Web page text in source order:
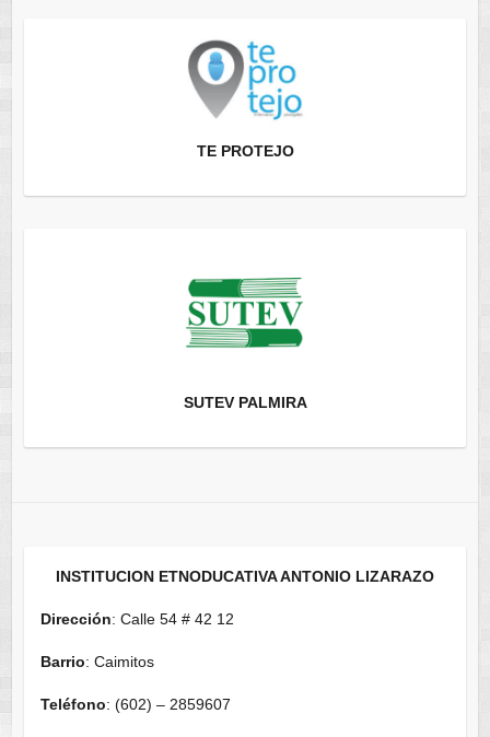
TE PROTEJO
SUTEV PALMIRA
INSTITUCION ETNODUCATIVA ANTONIO LIZARAZO
Dirección: Calle 54 # 42 12
Barrio: Caimitos
Teléfono: (602) – 2859607